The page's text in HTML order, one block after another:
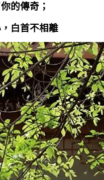
的傳奇；
白首不相離